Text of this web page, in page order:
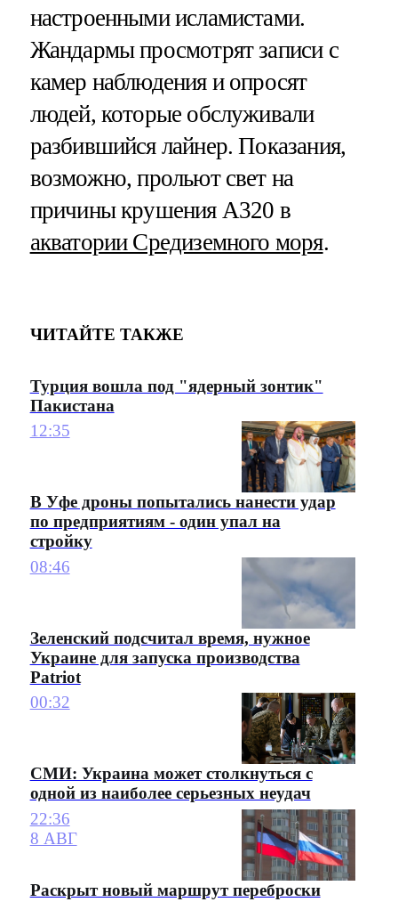
настроенными исламистами.
Жандармы просмотрят записи с
камер наблюдения и опросят
людей, которые обслуживали
разбившийся лайнер. Показания,
возможно, прольют свет на
причины крушения A320 в
акватории Средиземного моря.
ЧИТАЙТЕ ТАКЖЕ
Турция вошла под "ядерный зонтик"
Пакистана
12:35
В Уфе дроны попытались нанести удар
по предприятиям - один упал на
стройку
08:46
Зеленский подсчитал время, нужное
Украине для запуска производства
Patriot
00:32
СМИ: Украина может столкнуться с
одной из наиболее серьезных неудач
22:36
8 АВГ
Раскрыт новый маршрут переброски